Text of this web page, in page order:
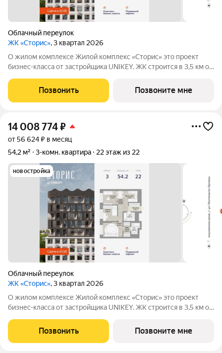
Облачный переулок
ЖК «Сторис», 3 квартал 2026
О жилом комплексе Жилой комплекс «Сторис» это проект
бизнес-класса от застройщика UNIKEY. ЖК строится в 3,5 км от
«Бизнес», «Детство» и «Интеллект». В проекте
предусмотрены общественные
Позвонить Позвоните мне
14 008 774₽
от 56 624 ₽ в месяц
54,2 м²
3-комн. квартира 22 этаж из 22
новостройка
Облачный переулок
ЖК «Сторис», 3 квартал 2026
О жилом комплексе Жилой комплекс «Сторис» это проект
бизнес-класса от застройщика UNIKEY. ЖК строится в 3,5 км от
«Бизнес», «Детство» и «Интеллект». В проекте
предусмотрены общественные
Позвонить Позвоните мне